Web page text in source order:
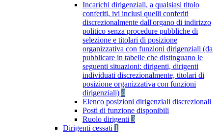
Incarichi dirigenziali, a qualsiasi titolo
conferiti, ivi inclusi quelli conferiti
discrezionalmente dall'organo di indirizzo
politico senza procedure pubbliche di
selezione e titolari di posizione
organizzativa con funzioni dirigenziali (da
pubblicare in tabelle che distinguano le
seguenti situazioni: dirigenti, dirigenti
individuati discrezionalmente, titolari di
posizione organizzativa con funzioni
dirigenziali) 4
Elenco posizioni dirigenziali discrezionali
Posti di funzione disponibili
Ruolo dirigenti 3
Dirigenti cessati 1